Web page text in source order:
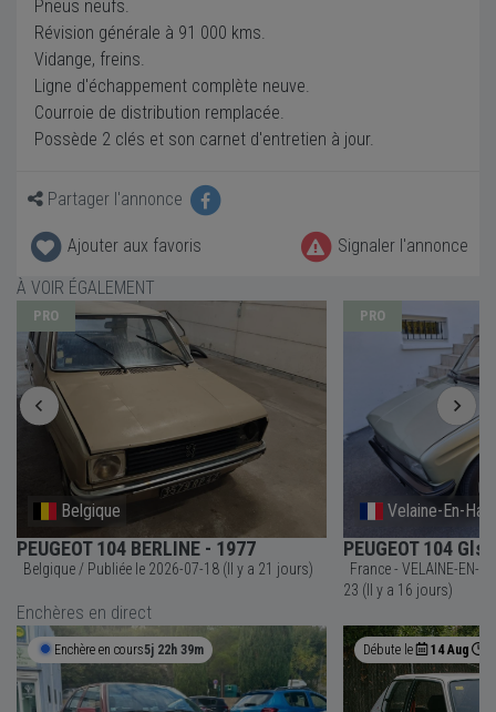
Pneus neufs.
Révision générale à 91 000 kms.
Vidange, freins.
Ligne d'échappement complète neuve.
Courroie de distribution remplacée.
Possède 2 clés et son carnet d'entretien à jour.
Partager l'annonce
Ajouter aux favoris
Signaler l'annonce
À VOIR ÉGALEMENT
PRO
Belgique
PEUGEOT 104 BERLINE - 1977
Belgique / Publiée le 2026-07-18 (Il y a 21 jours)
PRO
Velaine-En-
PEUGEOT 104 Gls
France - VELAINE-EN-HAYE / Publiée le
23 (Il y a 16 jours)
Enchères en direct
Enchère en cours5j 22h 39m Débute le 14 Aug